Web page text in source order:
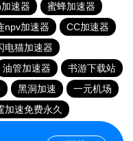
速器
蜜蜂加速器
npv加速器
CC加速器
电猫加速器
油管加速器
书游下载站
黑洞加速
一元机场
加速免费永久